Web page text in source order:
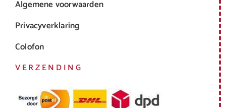
Algemene voorwaarden
Privacyverklaring
Colofon
VERZENDING